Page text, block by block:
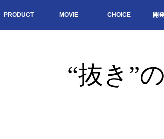
PRODUCT MOVIE CHOICE 開
“抜き”